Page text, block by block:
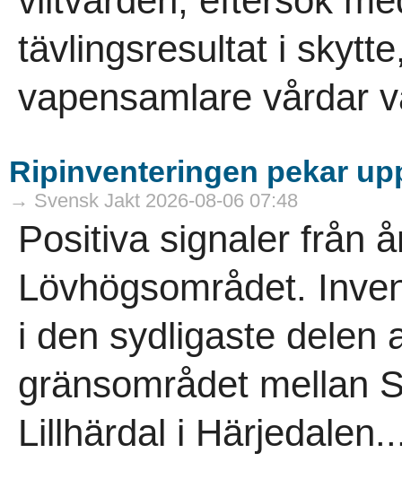
tävlingsresultat i
vapensamlare vårdar
Ripinventeringen pekar
→ Svensk Jakt 2026-08-06 07:48
Positiva signaler från
Lövhögsområdet.
i den sydligaste delen
gränsområdet mellan
Lillhärdal i